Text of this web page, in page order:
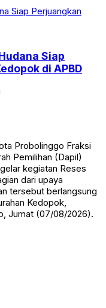
Siap
di APBD
Probolinggo Fraksi
Pemilihan (Dapil)
kegiatan Reses
dari upaya
tersebut berlangsung
Kedopok,
Jumat (07/08/2026).